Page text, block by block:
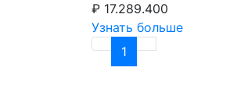
₽ 17.289.400
Узнать больше
1